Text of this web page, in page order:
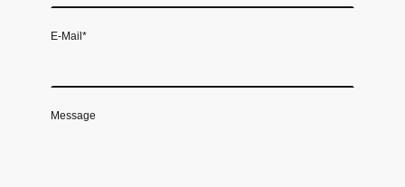
E-Mail*
Message